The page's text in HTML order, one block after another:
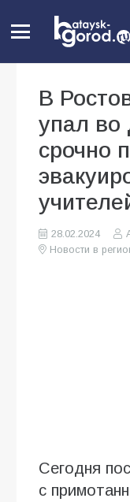
В
упал во
срочно
28.02.2024
Новости в
Сегодня
с